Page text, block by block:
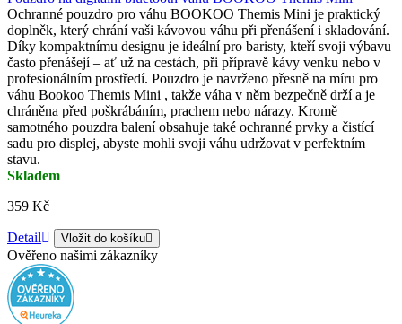
Ochranné pouzdro pro váhu BOOKOO Themis Mini je praktický
doplněk, který chrání vaši kávovou váhu při přenášení i skladování.
Díky kompaktnímu designu je ideální pro baristy, kteří svoji výbavu
často přenášejí – ať už na cestách, při přípravě kávy venku nebo v
profesionálním prostředí. Pouzdro je navrženo přesně na míru pro
váhu Bookoo Themis Mini , takže váha v něm bezpečně drží a je
chráněna před poškrábáním, prachem nebo nárazy. Kromě
samotného pouzdra balení obsahuje také ochranné prvky a čistící
sadu pro displej, abyste mohli svoji váhu udržovat v perfektním
stavu.
Skladem
359 Kč
Detail Vložit do košíku
Ověřeno našimi zákazníky